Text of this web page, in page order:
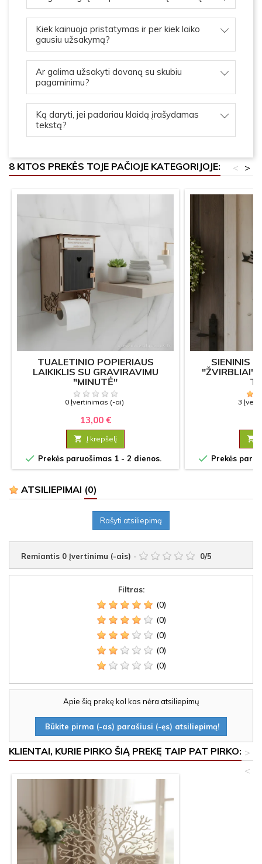
Kiek kainuoja pristatymas ir per kiek laiko
gausiu užsakymą?
Ar galima užsakyti dovaną su skubiu
pagaminimu?
Ką daryti, jei padariau klaidą įrašydamas
tekstą?
8 KITOS PREKĖS TOJE PAČIOJE KATEGORIJOJE: >
<
TUALETINIO POPIERIAUS
LAIKIKLIS SU GRAVIRAVIMU
"MINUTĖ"
0 Įvertinimas (-ai)
13,00 €
 Į krepšelį
 Prekės paruošimas 1 - 2 dienos.
SIENINIS
"ŽVIRBLIAI"
3

 Prekės
ATSILIEPIMAI (0)
Rašyti atsiliepimą
Remiantis 0 Įvertinimu (-ais) - 0/5
Filtras:
(0)
(0)
(0)
(0)
(0)
Apie šią prekę kol kas nėra atsiliepimų
Būkite pirma (-as) parašiusi (-ęs) atsiliepimą!
KLIENTAI, KURIE PIRKO ŠIĄ PREKĘ TAIP PAT PIRKO: >
<